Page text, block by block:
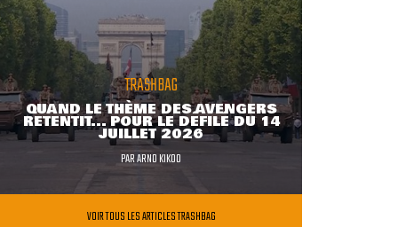
TRASHBAG
QUAND LE THÈME DES AVENGERS
RETENTIT... POUR LE DÉFILÉ DU 14
JUILLET 2026
PARARNO KIKOO
VOIR TOUS LES ARTICLES TRASHBAG